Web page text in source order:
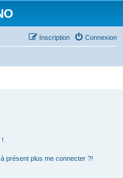
Connexion
Inscription
!
présent plus me connecter ?!